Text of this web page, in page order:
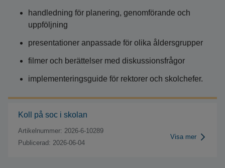
handledning för planering, genomförande och
uppföljning
presentationer anpassade för olika åldersgrupper
filmer och berättelser med diskussionsfrågor
implementeringsguide för rektorer och skolchefer.
Koll på soc i skolan
Artikelnummer: 2026-6-10289
Publicerad: 2026-06-04
Visa mer